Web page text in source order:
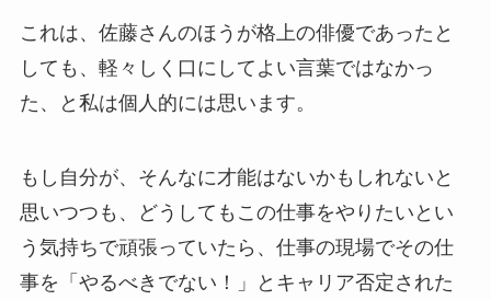
これは、佐藤さんのほうが格上の俳優であったと
しても、軽々しく口にしてよい言葉ではなかっ
た、と私は個人的には思います。
もし自分が、そんなに才能はないかもしれないと
思いつつも、どうしてもこの仕事をやりたいとい
う気持ちで頑張っていたら、仕事の現場でその仕
事を「やるべきでない！」とキャリア否定された